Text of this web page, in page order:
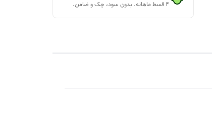
۴ قسط ماهانه. بدون سود، چک و ضامن.